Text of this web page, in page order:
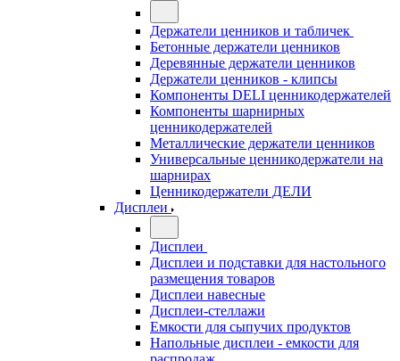
Держатели ценников и табличек
Бетонные держатели ценников
Деревянные держатели ценников
Держатели ценников - клипсы
Компоненты DELI ценникодержателей
Компоненты шарнирных
ценникодержателей
Металлические держатели ценников
Универсальные ценникодержатели на
шарнирах
Ценникодержатели ДЕЛИ
Дисплеи
Дисплеи
Дисплеи и подставки для настольного
размещения товаров
Дисплеи навесные
Дисплеи-стеллажи
Емкости для сыпучих продуктов
Напольные дисплеи - емкости для